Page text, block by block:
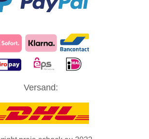
als Benutzer finden Sie in unserer
und direkt unsere Website besuchen zu
Versand: